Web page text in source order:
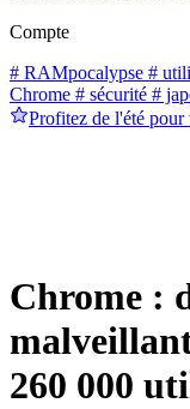
Compte
# RAMpocalypse #
Chrome # sécurité #
Profitez de l'été
Chrome :
260 000